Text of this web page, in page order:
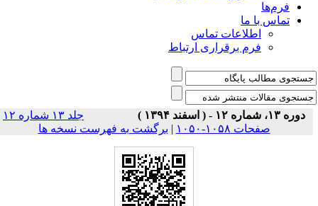
فرم‌ها
تماس با ما
اطلاعات تماس
فرم برقراری ارتباط
دوره ۱۳، شماره ۱۲ - ( اسفند ۱۳۹۴ )
جلد ۱۳ شماره ۱۲
صفحات ۱۰۵۸-۱۰۵۰
| برگشت به فهرست نسخه ها